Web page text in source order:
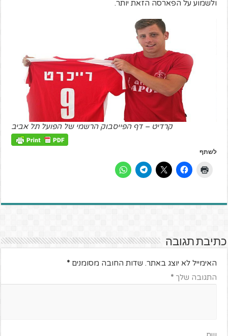
ולשמוע על הפארסה הזאת יותר.
קרדיט – דף הפייסבוק הרשמי של הפועל תל אביב
לשתף
כתיבת תגובה
האימייל לא יוצג באתר. שדות החובה מסומנים*
התגובה שלך*